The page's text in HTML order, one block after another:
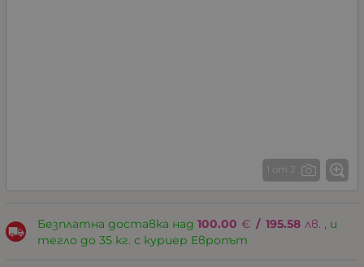
1 от 2
Безплатна доставка над 100.00 € / 195.58 лв. , и
тегло до 35 кг. с куриер Европът